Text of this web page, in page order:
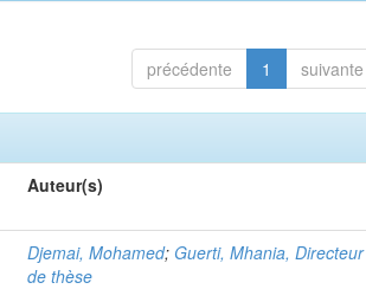
précédente 1 suivante
Auteur(s)
Djemai, Mohamed; Guerti, Mhania, Directeur
de thèse